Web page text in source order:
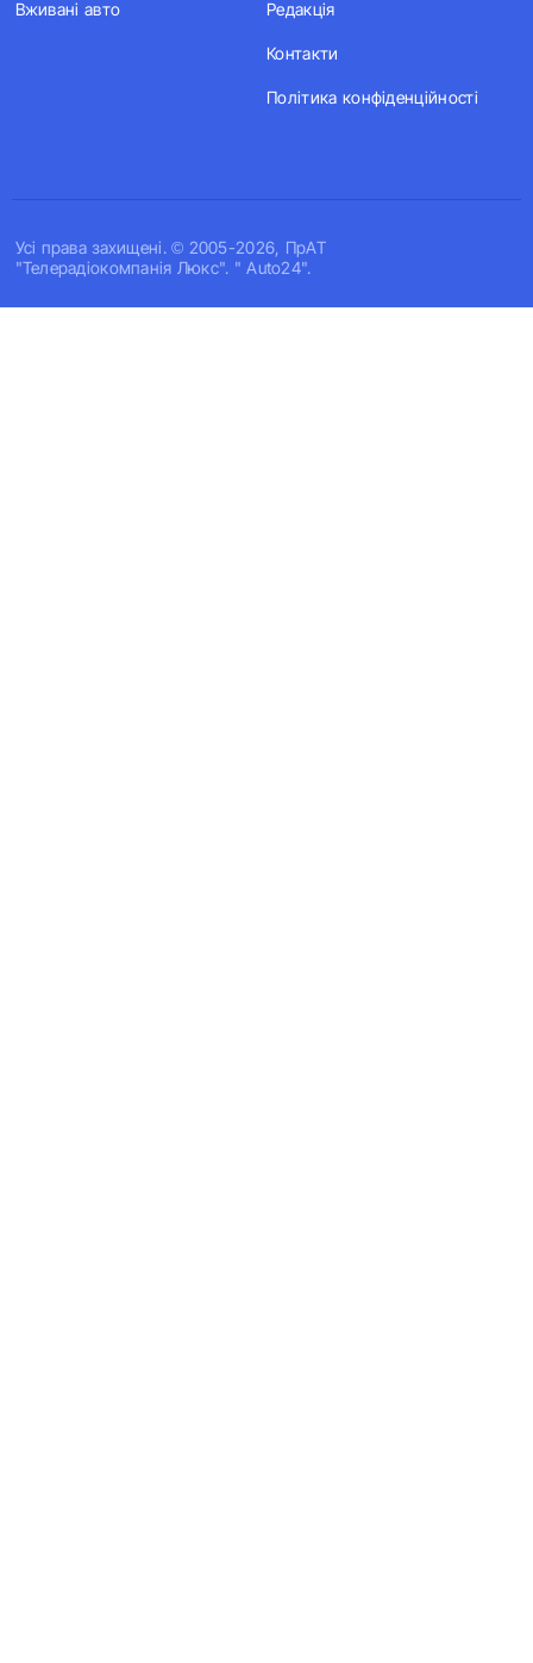
Усi права захищенi. © 2005-2026, ПрАТ
"Телерадіокомпанія Люкс". " Auto24".
Вживані авто Редакція
Контакти
Політика конфіденційності